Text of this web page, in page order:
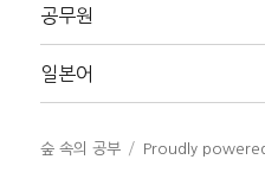
공무원
일본어
숲 속의 공부 Proudly